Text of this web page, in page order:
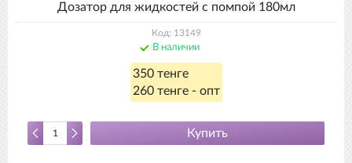
Дозатор для жидкостей с помпой 180мл
Код: 13149
В наличии
350 тенге
260 тенге - опт
Купить